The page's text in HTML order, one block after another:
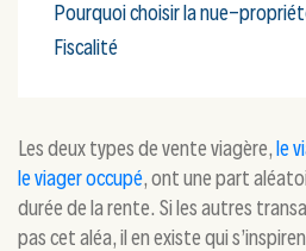
Pourquoi choisir la nue-
Fiscalité
Les deux types de vente viagère, le
le viager occupé, ont une part
durée de la rente. Si les autres
pas cet aléa, il en existe qui